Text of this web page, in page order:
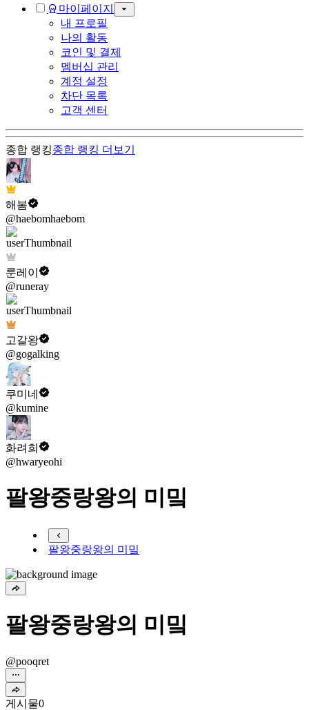
마이페이지
내 프로필
나의 활동
코인 및 결제
멤버십 관리
계정 설정
차단 목록
고객 센터
종합 랭킹종합 랭킹 더보기
해봄
@haebomhaebom
룬레이
@runeray
고갈왕
@gogalking
쿠미네
@kumine
화려희
@hwaryeohi
팔왕중랑왕의 미밐
팔왕중랑왕의 미밐
팔왕중랑왕의 미밐
@pooqret
게시물0